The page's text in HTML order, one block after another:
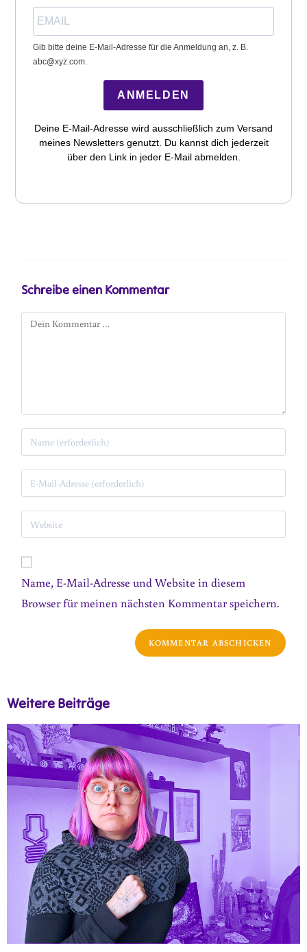
Gib bitte deine E-Mail-Adresse für die Anmeldung an, z. B.
abc@xyz.com.
ANMELDEN
Deine E-Mail-Adresse wird ausschließlich zum Versand
meines Newsletters genutzt. Du kannst dich jederzeit
über den Link in jeder E-Mail abmelden.
Schreibe einen Kommentar
Name, E-Mail-Adresse und Website in diesem
Browser für meinen nächsten Kommentar speichern.
Weitere Beiträge